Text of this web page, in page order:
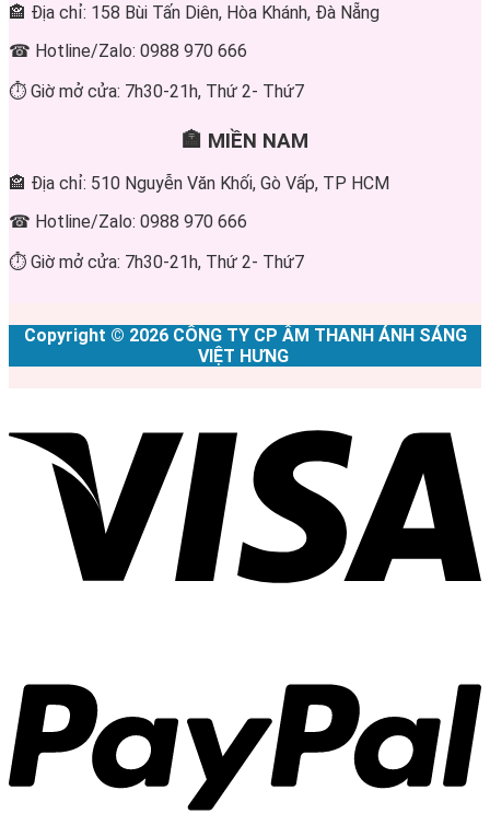
🏤 Địa chỉ: 158 Bùi Tấn Diên, Hòa Khánh, Đà Nẵng
☎ Hotline/Zalo: 0988 970 666
⏱ Giờ mở cửa: 7h30-21h, Thứ 2- Thứ7
🏣 MIỀN NAM
🏤 Địa chỉ: 510 Nguyễn Văn Khối, Gò Vấp, TP HCM
☎ Hotline/Zalo: 0988 970 666
⏱ Giờ mở cửa: 7h30-21h, Thứ 2- Thứ7
Copyright © 2026 CÔNG TY CP ÂM THANH ÁNH SÁNG
VIỆT HƯNG